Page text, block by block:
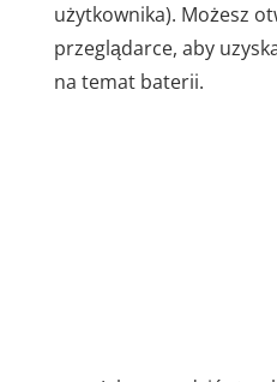
użytkownika). Możesz
przeglądarce, aby
na temat baterii.